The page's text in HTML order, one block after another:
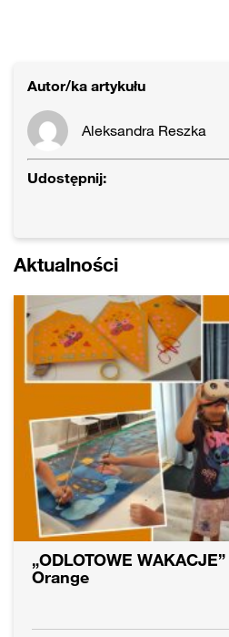
Autor/ka artykułu
Aleksandra Reszka
Udostępnij:
Aktualności
„ODLOTOWE
Orange